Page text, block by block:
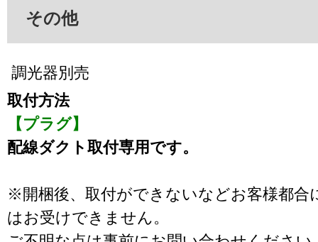
その他
調光器別売
取付方法
【プラグ】
配線ダクト取付専用です。
※開梱後、取付ができないなどお客様都合
はお受けできません。